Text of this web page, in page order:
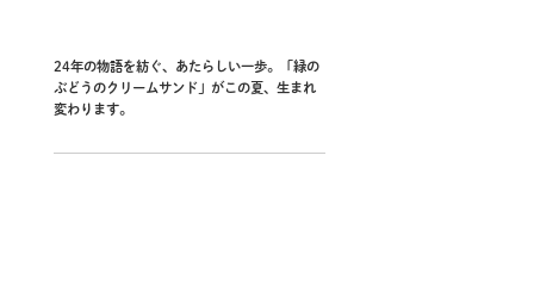
24年の物語を紡ぐ、あたらしい一歩。「緑の
ぶどうのクリームサンド」がこの夏、生まれ
変わります。